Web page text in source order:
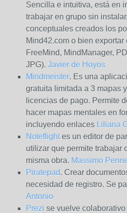
Sencilla e intuitiva, está en
trabajar en grupo sin
conceptuales creados los
Mind42.com o bien
FreeMind, MindManager,
JPG). Javier de Hoyos
Mindmeister. Es una
gratuita limitada a 3 mapas
licencias de pago. Permite
hacer mapas mentales en
incluyendo enlaces Liliana
Noteflightes un editor de
utilizar que permite trabajar
misma obra. Massimo
Piratepad. Crear
necesidad de registro. Se
Antonio
Prezi se vuelve colaborativo